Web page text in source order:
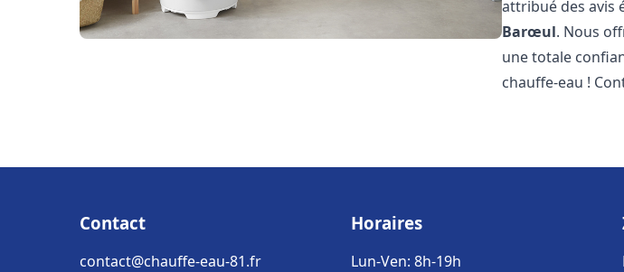
attribué des avis
Barœul. Nous
une totale
chauffe-eau !
Contact
contact@chauffe-eau-81.fr
Horaires
Lun-Ven: 8h-19h